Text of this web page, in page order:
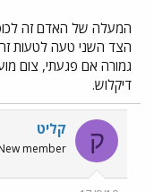
המעלה של האדם זה
הצד השני טעה לטעות זה
גמורה אם פגעתי, צום
דיקלוש.
ק קליט
member